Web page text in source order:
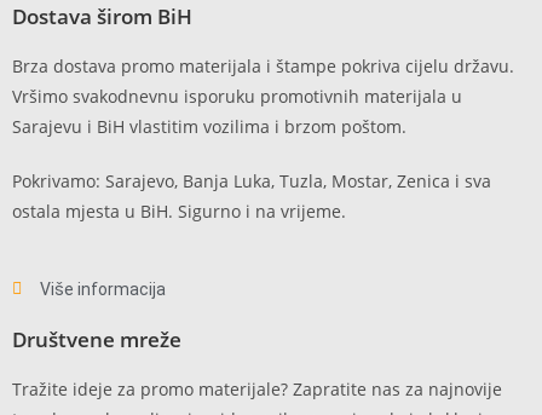
Dostava širom BiH
Brza dostava promo materijala i štampe pokriva cijelu državu.
Vršimo svakodnevnu isporuku promotivnih materijala u
Sarajevu i BiH vlastitim vozilima i brzom poštom.
Pokrivamo: Sarajevo, Banja Luka, Tuzla, Mostar, Zenica i sva
ostala mjesta u BiH. Sigurno i na vrijeme.
Više informacija
Društvene mreže
Tražite ideje za promo materijale? Zapratite nas za najnovije